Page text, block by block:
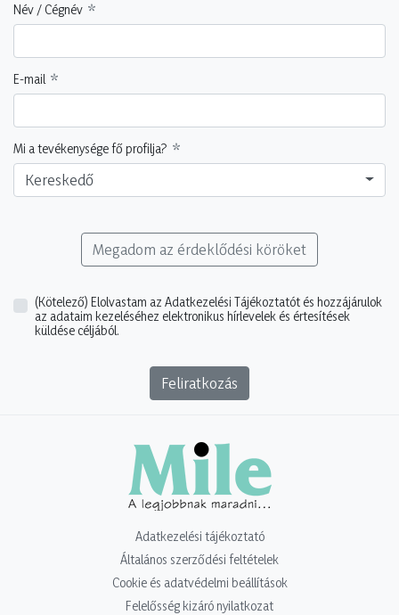
Név / Cégnév
E-mail
Mi a tevékenysége fő profilja?
Kereskedő
Megadom az érdeklődési köröket
(Kötelező) Elolvastam az Adatkezelési Tájékoztatót és hozzájárulok
az adataim kezeléséhez elektronikus hírlevelek és értesítések
küldése céljából.
Feliratkozás
Adatkezelési tájékoztató
Általános szerződési feltételek
Cookie és adatvédelmi beállítások
Felelősség kizáró nyilatkozat